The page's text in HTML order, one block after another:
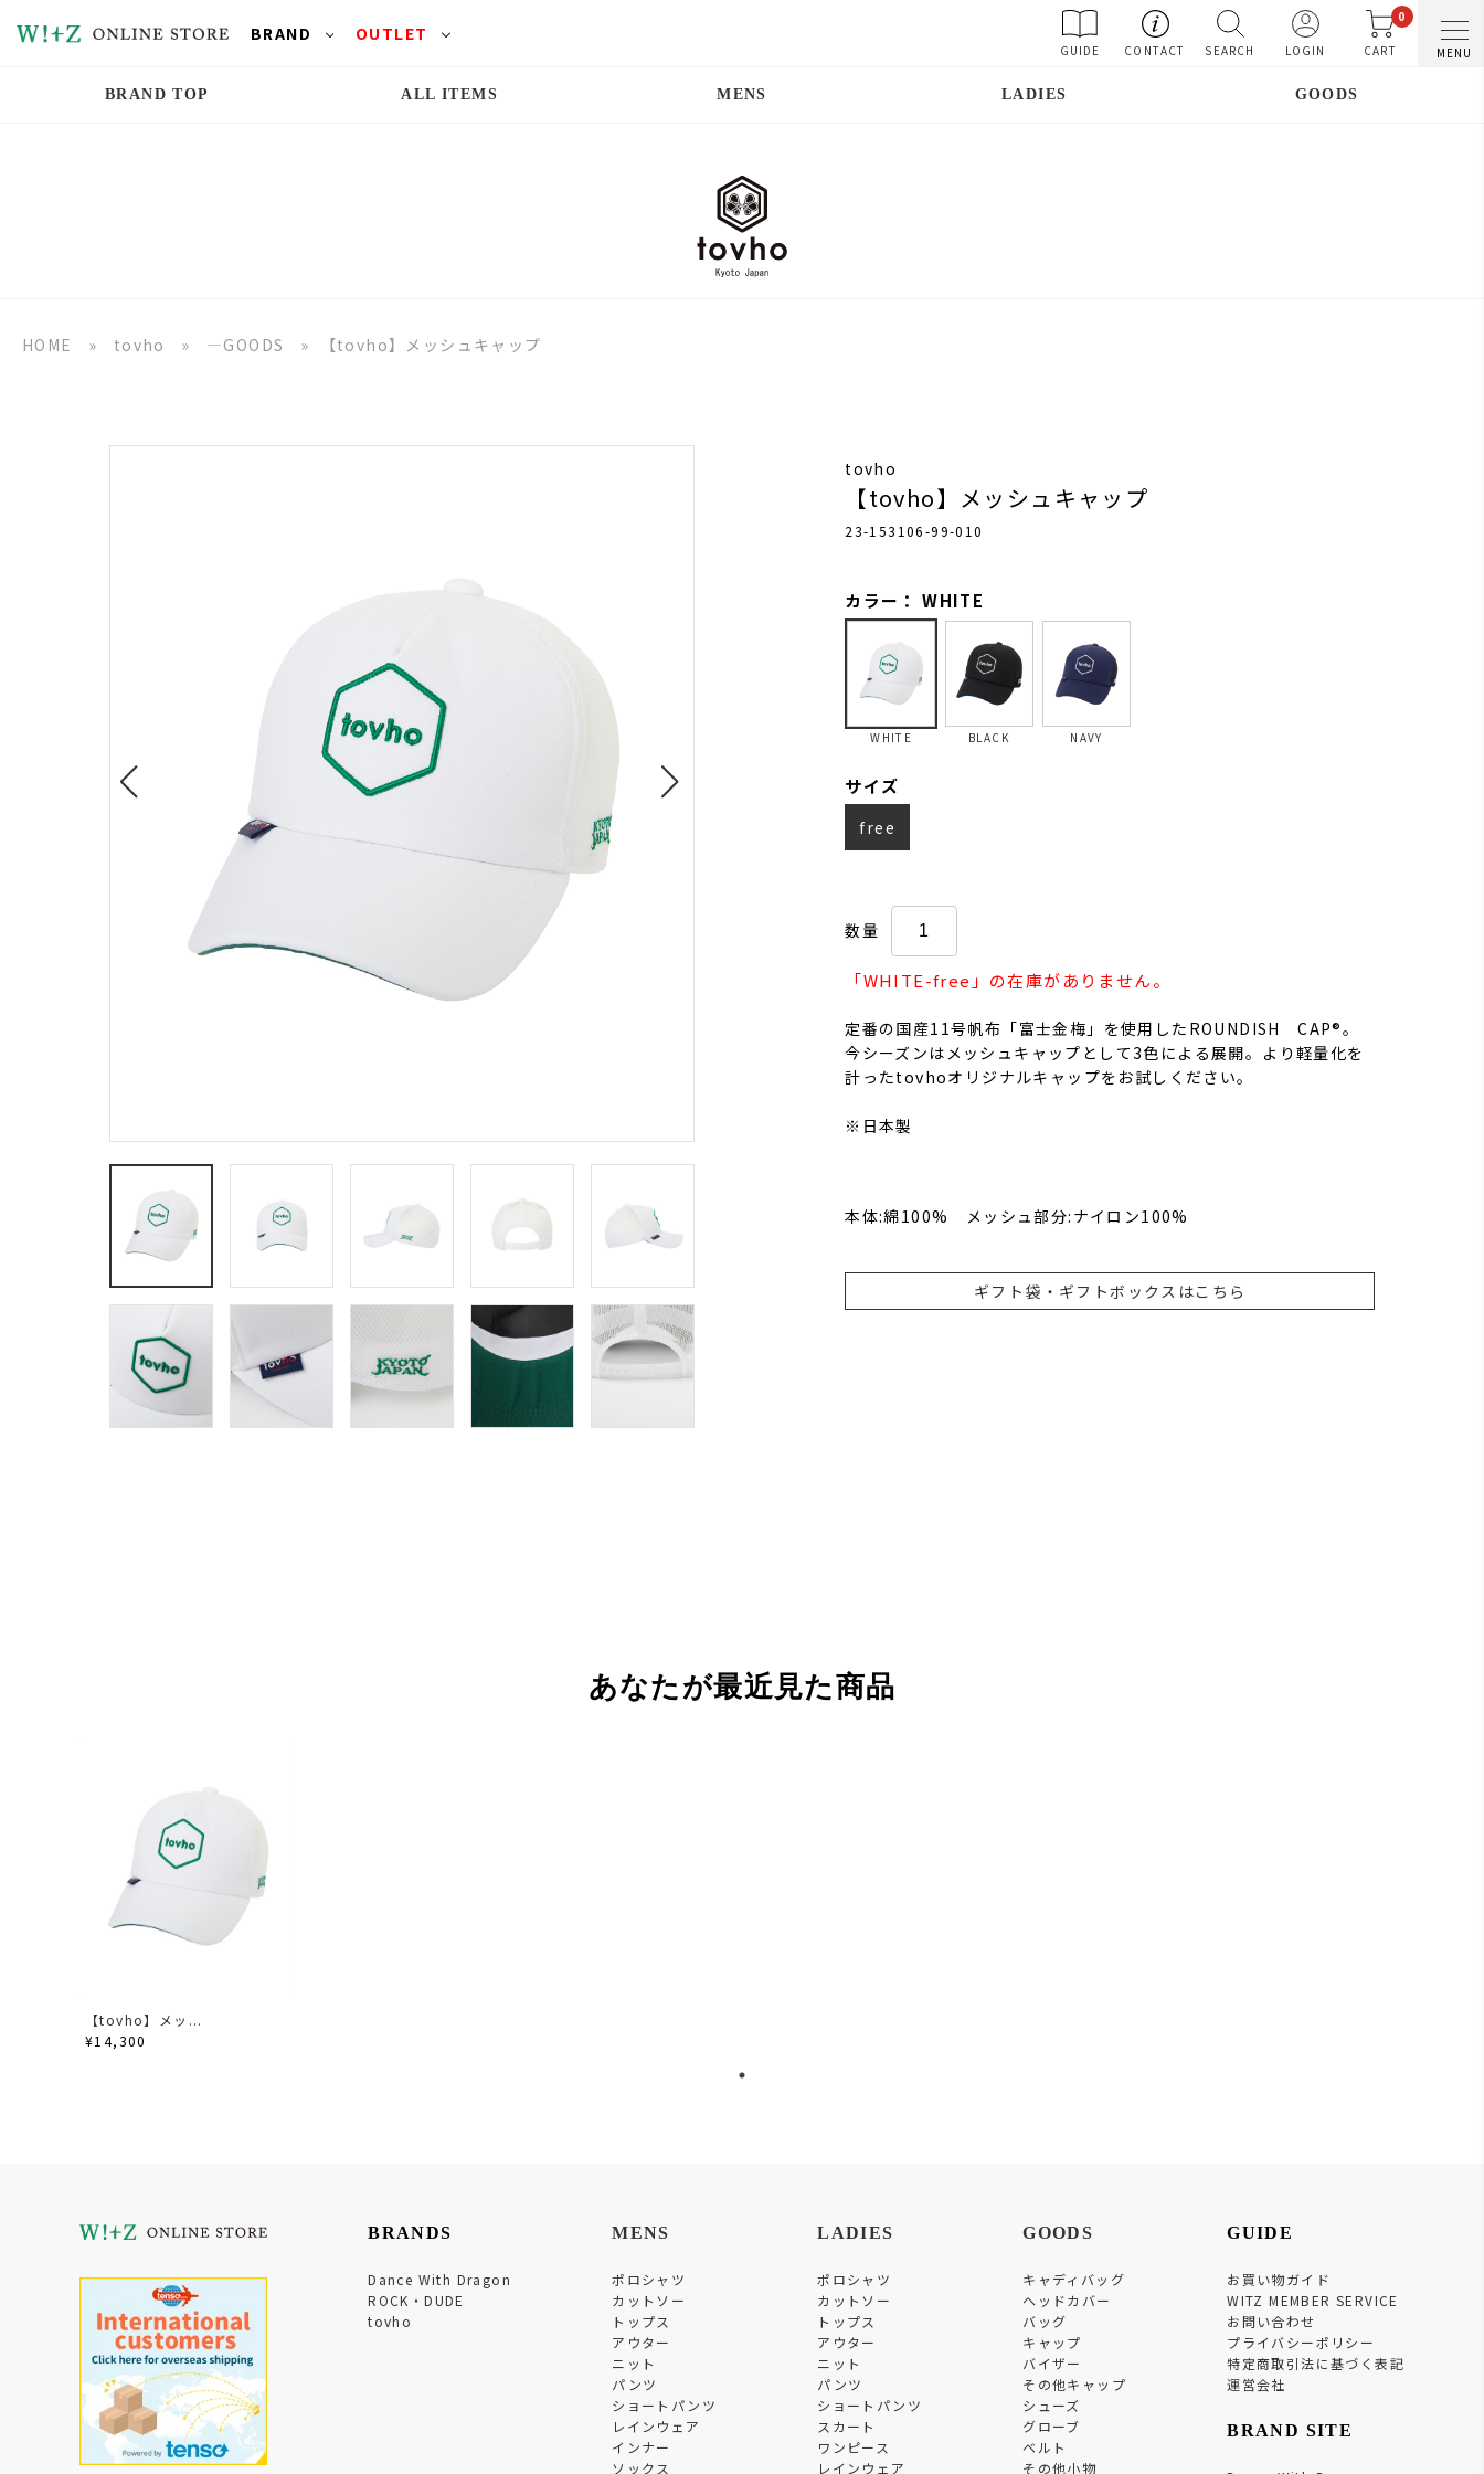
BRAND OUTLET
GUIDE CONTACT SEARCH LOGIN
0
CART MENU
BRAND TOP ALL ITEMS MENS LADIES GOODS
HOME » tovho » ―GOODS » 【tovho】メッシュキャップ
tovho
【tovho】メッシュキャップ
23-153106-99-010
カラー： WHITE
WHITE BLACK NAVY
サイズ
free
数量
「WHITE-free」の在庫がありません。
定番の国産11号帆布「富士金梅」を使用したROUNDISH CAP®。
今シーズンはメッシュキャップとして3色による展開。より軽量化を
計ったtovhoオリジナルキャップをお試しください。
※日本製
本体:綿100% メッシュ部分:ナイロン100%
ギフト袋・ギフトボックスはこちら
あなたが最近見た商品
【tovho】メッ...
¥14,300
BRANDS
Dance With Dragon
ROCK・DUDE
tovho
MENS
ポロシャツ
カットソー
トップス
アウター
ニット
パンツ
ショートパンツ
レインウェア
インナー
ソックス
LADIES
ポロシャツ
カットソー
トップス
アウター
ニット
パンツ
ショートパンツ
スカート
ワンピース
レインウェア
GOODS
キャディバッグ
ヘッドカバー
バッグ
キャップ
バイザー
その他キャップ
シューズ
グローブ
ベルト
その他小物
GUIDE
お買い物ガイド
WITZ MEMBER SERVICE
お問い合わせ
プライバシーポリシー
特定商取引法に基づく表記
運営会社
BRAND SITE